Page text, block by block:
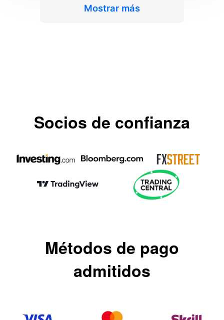
Mostrar más
Socios de confianza
Métodos de pago
admitidos